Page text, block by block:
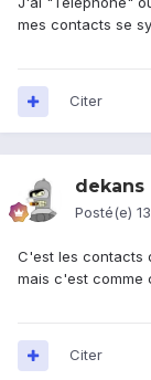
mes contacts se
Citer
dekans
Posté(e)
C'est les contacts
mais c'est comme
Citer